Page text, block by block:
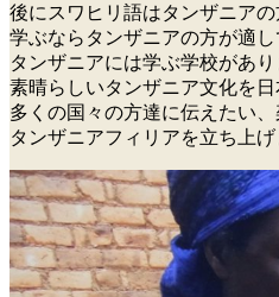
後にスワヒリ語はタンザニアの
学ぶならタンザニアの方が適
タンザニアには学ぶ学校があり
素晴らしいタンザニア文化を
多くの国々の方達に伝えたい
タンザニアフィリアを立ち上げ